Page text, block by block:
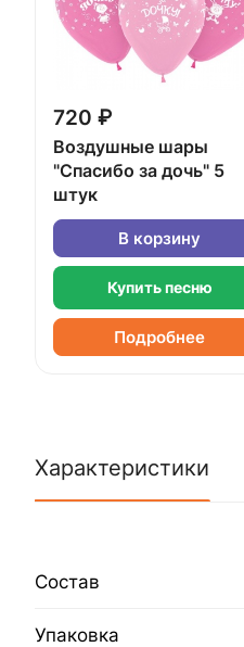
720 ₽
Воздушные шары
"Спасибо за дочь" 5
штук
В корзину
Купить песню
Подробнее
Характеристики
Состав
Упаковка